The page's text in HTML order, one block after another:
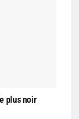
plus noir